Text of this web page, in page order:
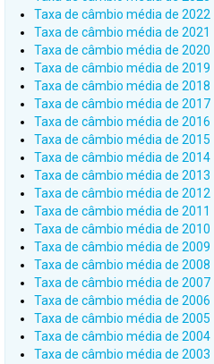
Taxa de câmbio média de 2022
Taxa de câmbio média de 2021
Taxa de câmbio média de 2020
Taxa de câmbio média de 2019
Taxa de câmbio média de 2018
Taxa de câmbio média de 2017
Taxa de câmbio média de 2016
Taxa de câmbio média de 2015
Taxa de câmbio média de 2014
Taxa de câmbio média de 2013
Taxa de câmbio média de 2012
Taxa de câmbio média de 2011
Taxa de câmbio média de 2010
Taxa de câmbio média de 2009
Taxa de câmbio média de 2008
Taxa de câmbio média de 2007
Taxa de câmbio média de 2006
Taxa de câmbio média de 2005
Taxa de câmbio média de 2004
Taxa de câmbio média de 2003